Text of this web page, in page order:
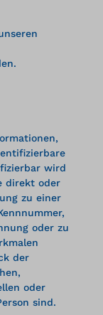
wird
direkt oder
zu einer
oder zu
der
oder
sind.